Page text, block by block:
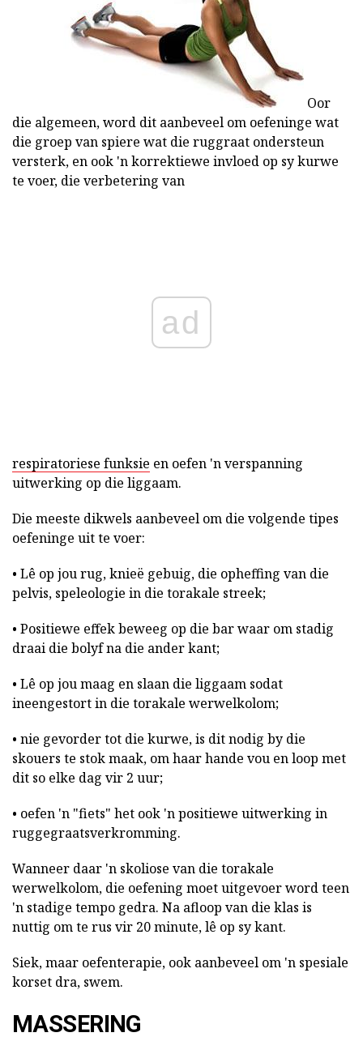
Oor
die algemeen, word dit aanbeveel om oefeninge wat
die groep van spiere wat die ruggraat ondersteun
versterk, en ook 'n korrektiewe invloed op sy kurwe
te voer, die verbetering van
ad
respiratoriese funksie en oefen 'n verspanning
uitwerking op die liggaam.
Die meeste dikwels aanbeveel om die volgende tipes
oefeninge uit te voer:
• Lê op jou rug, knieë gebuig, die opheffing van die
pelvis, speleologie in die torakale streek;
• Positiewe effek beweeg op die bar waar om stadig
draai die bolyf na die ander kant;
• Lê op jou maag en slaan die liggaam sodat
ineengestort in die torakale werwelkolom;
• nie gevorder tot die kurwe, is dit nodig by die
skouers te stok maak, om haar hande vou en loop met
dit so elke dag vir 2 uur;
• oefen 'n "fiets" het ook 'n positiewe uitwerking in
ruggegraatsverkromming.
Wanneer daar 'n skoliose van die torakale
werwelkolom, die oefening moet uitgevoer word teen
'n stadige tempo gedra. Na afloop van die klas is
nuttig om te rus vir 20 minute, lê op sy kant.
Siek, maar oefenterapie, ook aanbeveel om 'n spesiale
korset dra, swem.
MASSERING